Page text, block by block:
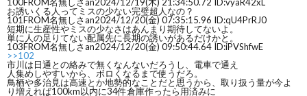
お誘いくる人ってミスの少ない完璧超人なの？
101FROM名無しさan2024/12/20(金) 07:35:15.96 ID:qU4PrRJ0
短期に生産性やミスの少なさはあんまり期待してないよ。
単に人の足りてない配属先に長期の誘いがあるだけかと。
103FROM名無しさan2024/12/20(金) 09:50:44.64 ID:iPVShfwE
>>102
市川は日通との絡みで無くなんないだろうし、電車で通え
人集めしやすいから、ボロくなるまで使うだろ。
鳥栖や多治見は高速とか地勢的なことだと思うから、取り扱う量が今よ
り増えれば100km以内に34件倉庫作ったら用済みに